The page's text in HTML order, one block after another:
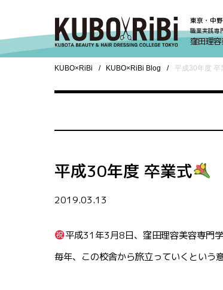
東京・中
職業実践専
窪田理
KUBO×RiBi KUBO×RiBi Blog 平成30年度 卒
平成30年度 卒業式
2019.03.13
平成31年3月8日、窪田理容美容専門
毎年、この校舎から旅立っていくという